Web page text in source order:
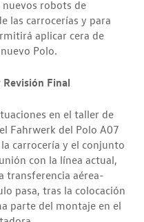
robots de
las carrocerías y para
aplicar cera de
Polo.
Final
en el taller de
Fahrwerk del Polo A07
carrocería y el conjunto
con la línea actual,
transferencia aérea-
pasa, tras la colocación
parte del montaje en el